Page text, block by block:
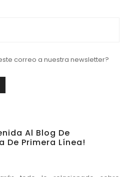
correo a nuestra newsletter?
Al Blog De
De Primera Línea!